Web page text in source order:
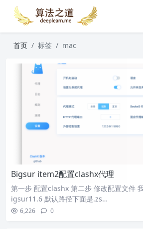
首页 标签 mac
Bigsur item2配置clashx代理
第一步 配置clashx 第二步 修改配置文件
igsur11.6 默认路径下面是.zs…
6,226 0